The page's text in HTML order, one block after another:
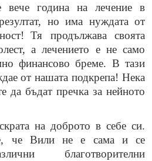
година на лечение в
но има нуждата от
! Тя продължава своята
а лечението е не само
финансово бреме. В тази
от нашата подкрепа! Нека
да бъдат пречка за нейното
на доброто в себе си.
че Вили не е сама и се
благотворителни